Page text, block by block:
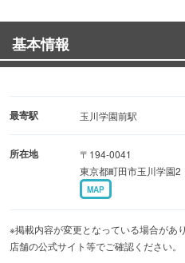
基本情報
最寄駅 玉川学園前駅
所在地
〒194-0041
東京都町田市玉川学園2
MAP
※掲載内容が変更となっている場合があ
店舗の公式サイト等でご確認ください。